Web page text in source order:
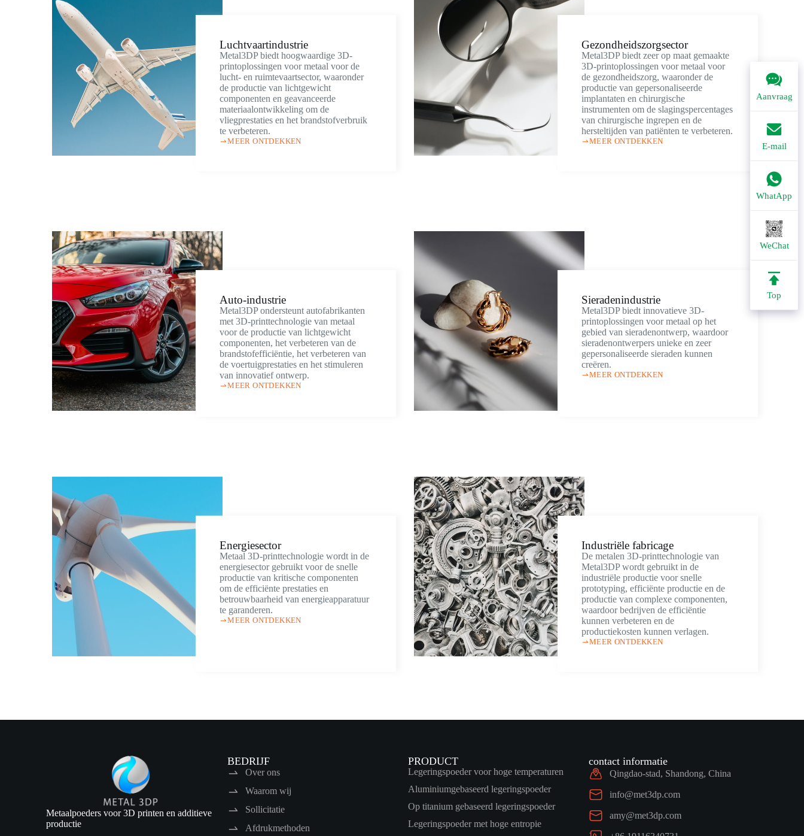
Aanvraag
E-mail
WhatApp
WeChat
Top
Luchtvaartindustrie
Metal3DP biedt hoogwaardige 3D-
printoplossingen voor metaal voor de
lucht- en ruimtevaartsector, waaronder
de productie van lichtgewicht
componenten en geavanceerde
materiaalontwikkeling om de
vliegprestaties en het brandstofverbruik
te verbeteren.
MEER ONTDEKKEN
Gezondheidszorgsector
Metal3DP biedt zeer op maat gemaakte
3D-printoplossingen voor metaal voor
de gezondheidszorg, waaronder de
productie van gepersonaliseerde
implantaten en chirurgische
instrumenten om de slagingspercentages
van chirurgische ingrepen en de
hersteltijden van patiënten te verbeteren.
MEER ONTDEKKEN
Auto-industrie
Metal3DP ondersteunt autofabrikanten
met 3D-printtechnologie van metaal
voor de productie van lichtgewicht
componenten, het verbeteren van de
brandstofefficiëntie, het verbeteren van
de voertuigprestaties en het stimuleren
van innovatief ontwerp.
MEER ONTDEKKEN
Sieradenindustrie
Metal3DP biedt innovatieve 3D-
printoplossingen voor metaal op het
gebied van sieradenontwerp, waardoor
sieradenontwerpers unieke en zeer
gepersonaliseerde sieraden kunnen
creëren.
MEER ONTDEKKEN
Energiesector
Metaal 3D-printtechnologie wordt in de
energiesector gebruikt voor de snelle
productie van kritische componenten
om de efficiënte prestaties en
betrouwbaarheid van energieapparatuur
te garanderen.
MEER ONTDEKKEN
Industriële fabricage
De metalen 3D-printtechnologie van
Metal3DP wordt gebruikt in de
industriële productie voor snelle
prototyping, efficiënte productie en de
productie van complexe componenten,
waardoor bedrijven de efficiëntie
kunnen verbeteren en de
productiekosten kunnen verlagen.
MEER ONTDEKKEN
Metaalpoeders voor 3D printen en additieve
productie
BEDRIJF
Over ons
Waarom wij
Sollicitatie
Afdrukmethoden
PRODUCT
Legeringspoeder voor hoge temperaturen
Aluminiumgebaseerd legeringspoeder
Op titanium gebaseerd legeringspoeder
Legeringspoeder met hoge entropie
contact informatie
Qingdao-stad, Shandong, China
info@met3dp.com
amy@met3dp.com